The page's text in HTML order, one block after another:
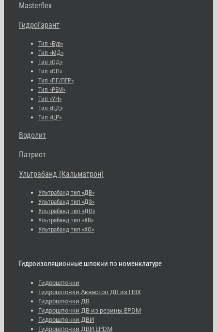
Masterflex
ГидроГарант
Тип «Бур»
Тип «МД»
Тип «ОД»
Тип «ОП»
Тип «ПГ/ПГР»
Тип «РЕМ»
Тип «УН»
Тип «ЦД»
Тип «ЦР»
Водолит
Патриот
Ультрабанд (Кальматрон)
Ультрабанд тип «ДВ»
Ультрабанд тип «ДЗ»
Ультрабанд тип «ДО»
Ультрабанд тип «ХВ»
Ультрабанд тип «ХО»
Гидроизоляционные шпокни по номенклатуре
Гидрошпонки
Гидрошпонки Аквастоп ДВ из ПВХ
Гидрошпонки ДВ
Гидрошпонки ДВ из резины EPDM
Гидрошпонки ДВИ
Гидрошпонки ДВИ EPDM